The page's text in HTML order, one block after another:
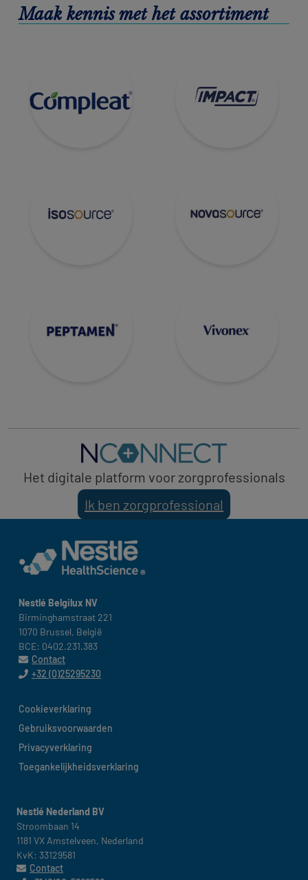
Maak kennis met het assortiment
Het digitale platform voor zorgprofessionals
Ik ben zorgprofessional
Nestlé Belgilux NV​
Birminghamstraat 221 ​
1070 Brussel, België​
BCE: 0402.231.383
Contact
+32 (0)25295230
België
Cookieverklaring​
Gebruiksvoorwaarden​
Privacyverklaring
Toegankelijkheidsverklaring
Nestlé Nederland BV
Stroombaan 14​
1181 VX Amstelveen, Nederland​
KvK: 33129581
Contact